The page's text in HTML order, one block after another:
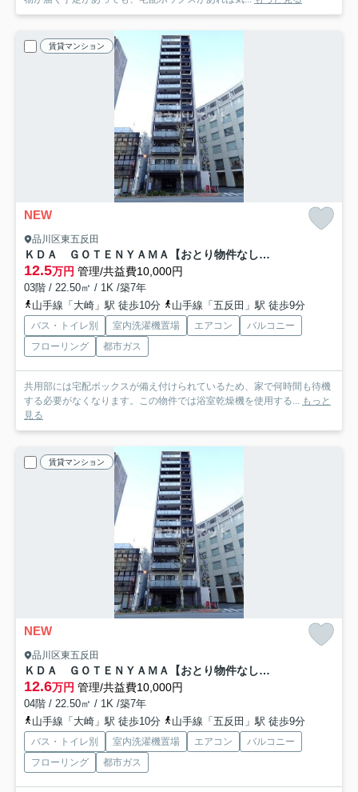
賃貸マンション
NEW
品川区東五反田
ＫＤＡ ＧＯＴＥＮＹＡＭＡ【おとり物件なし】#学生・社会人にオススメ！初期費用分割払いOK！
12.5万円 管理/共益費10,000円
03階 / 22.50㎡ / 1K /築7年
山手線「大崎」駅 徒歩10分
山手線「五反田」駅 徒歩9分
バス・トイレ別 室内洗濯機置場 エアコン
バルコニー
フローリング
都市ガス
共用部には宅配ボックスが備え付けられているため、家で何時間も待機
する必要がなくなります。この物件では浴室乾燥機を使用する... もっと
見る
賃貸マンション
NEW
品川区東五反田
ＫＤＡ ＧＯＴＥＮＹＡＭＡ【おとり物件なし】#学生・社会人にオススメ！初期費用分割払いOK！
12.6万円 管理/共益費10,000円
04階 / 22.50㎡ / 1K /築7年
山手線「大崎」駅 徒歩10分
山手線「五反田」駅 徒歩9分
バス・トイレ別 室内洗濯機置場 エアコン
バルコニー
フローリング
都市ガス